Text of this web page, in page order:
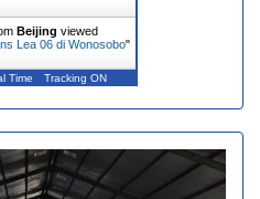
Beijing viewed
Lea 06 di Wonosobo"
Time Tracking ON